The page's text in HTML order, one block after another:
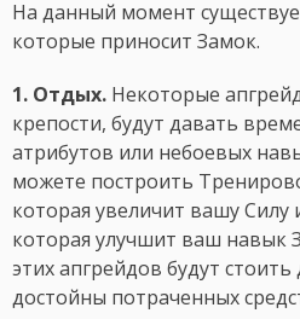
На данный момент
которые приносит Замок.
1. Отдых. Некоторые
крепости, будут давать
атрибутов или небоевых
можете построить
которая увеличит вашу Силу
которая улучшит ваш навык
этих апгрейдов будут
достойны потраченных